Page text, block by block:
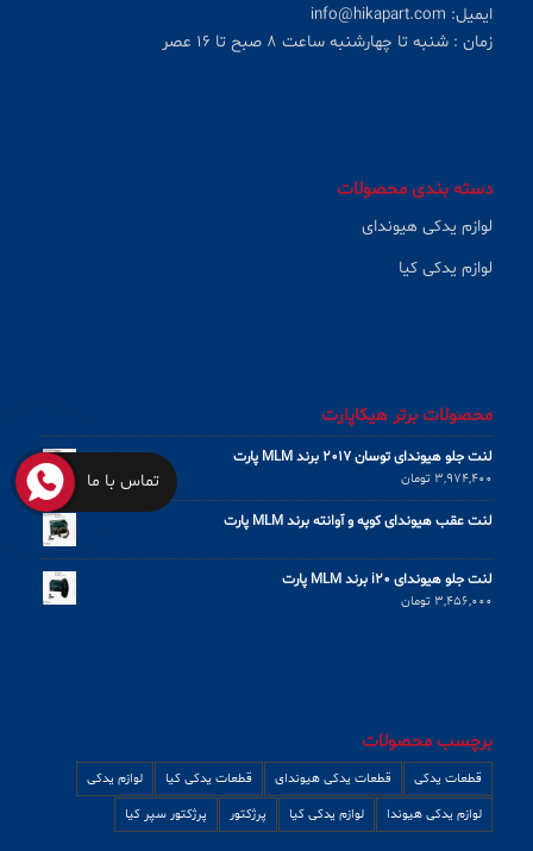
ایمیل: info@hikapart.com
زمان : شنبه تا چهارشنبه ساعت ۸ صبح تا ۱۶ عصر
دسته بندی محصولات
لوازم یدکی هیوندای
لوازم یدکی کیا
محصولات برتر هیکاپارت
لنت جلو هیوندای توسان 2017 برند MLM پارت
3,974,400 تومان
لنت عقب هیوندای کوپه و آوانته برند MLM پارت
لنت جلو هیوندای i20 برند MLM پارت
3,456,000 تومان
برچسب محصولات
قطعات یدکی قطعات یدکی هیوندای قطعات یدکی کیا
لوازم یدکی
لوازم یدکی هیوندا
لوازم یدکی کیا پرژکتور پرژکتور سپر کیا
تماس با ما